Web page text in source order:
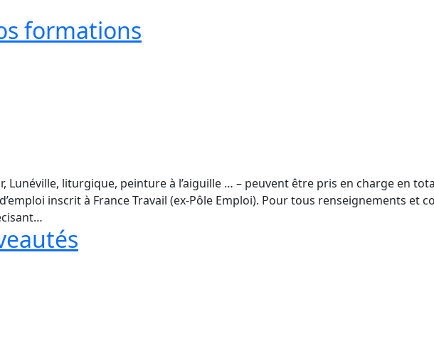
formations
Lunéville, liturgique, peinture à l’aiguille … – peuvent être pris en charge en
inscrit à France Travail (ex-Pôle Emploi). Pour tous renseignements et